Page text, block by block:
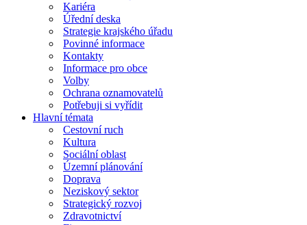
Kariéra
Úřední deska
Strategie krajského úřadu
Povinné informace
Kontakty
Informace pro obce
Volby
Ochrana oznamovatelů
Potřebuji si vyřídit
Hlavní témata
Cestovní ruch
Kultura
Sociální oblast
Územní plánování
Doprava
Neziskový sektor
Strategický rozvoj
Zdravotnictví